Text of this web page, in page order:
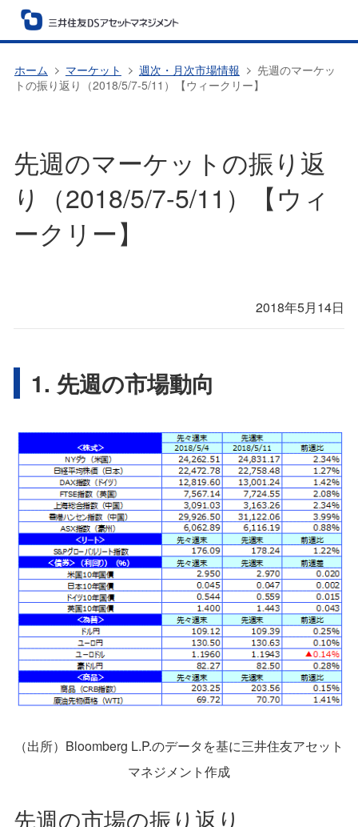
ホーム マーケット 週次・月次市場情報
先週のマーケッ
トの振り返り（2018/5/7-5/11）【ウィークリー】
先週のマーケットの振り返
り（2018/5/7-5/11）【ウィ
ークリー】
2018年5月14日
1. 先週の市場動向
（出所）Bloomberg L.P.のデータを基に三井住友アセット
マネジメント作成
先週の市場の振り返り